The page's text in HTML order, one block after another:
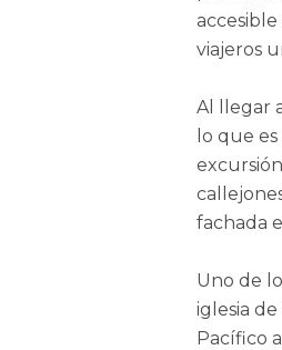
viajeros
Al llegar
lo que
fachada
Uno de
iglesia
Pacífico